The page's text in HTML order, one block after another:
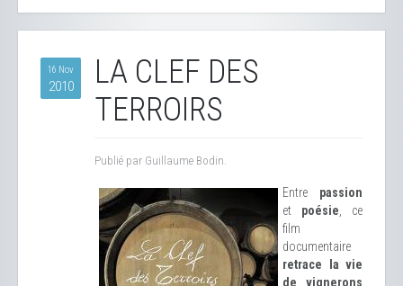
16 Nov
2010
LA CLEF DES
TERROIRS
Publié par Guillaume Bodin.
Entre passion
et poésie , ce
film
documentaire
retrace la vie
de vignerons